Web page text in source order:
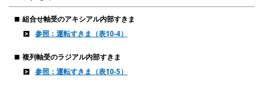
組合せ軸受のアキシアル内部すきま
参照：運転すきま（表10-4）
複列軸受のラジアル内部すきま
参照：運転すきま（表10-5）